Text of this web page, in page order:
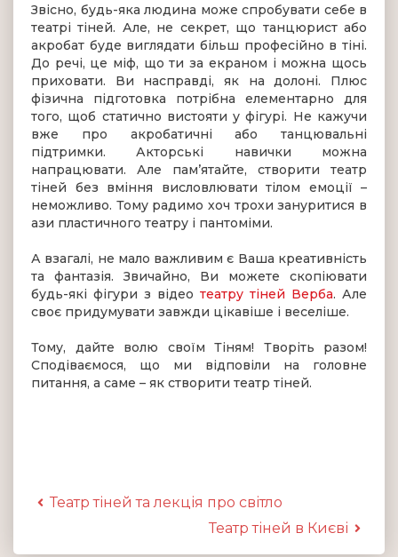
Звісно, будь-яка людина може спробувати себе в
театрі тіней. Але, не секрет, що танцюрист або
акробат буде виглядати більш професійно в тіні.
До речі, це міф, що ти за екраном і можна щось
приховати. Ви насправді, як на долоні. Плюс
фізична підготовка потрібна елементарно для
того, щоб статично вистояти у фігурі. Не кажучи
вже про акробатичні або танцювальні
підтримки. Акторські навички можна
напрацювати. Але пам’ятайте, створити театр
тіней без вміння висловлювати тілом емоції –
неможливо. Тому радимо хоч трохи зануритися в
ази пластичного театру і пантоміми.
А взагалі, не мало важливим є Ваша креативність
та фантазія. Звичайно, Ви можете скопіювати
будь-які фігури з відео театру тіней Верба. Але
своє придумувати завжди цікавіше і веселіше.
Тому, дайте волю своїм Тіням! Творіть разом!
Сподіваємося, що ми відповіли на головне
питання, а саме – як створити театр тіней.
Театр тіней та лекція про світло
Театр тіней в Києві